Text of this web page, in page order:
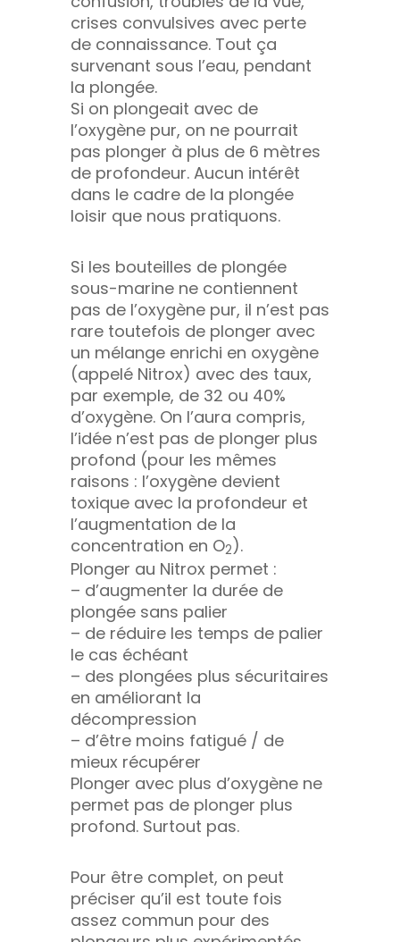
crises convulsives avec perte
de connaissance. Tout ça
survenant sous l’eau, pendant
la plongée.
Si on plongeait avec de
l’oxygène pur, on ne pourrait
pas plonger à plus de 6 mètres
de profondeur. Aucun intérêt
dans le cadre de la plongée
loisir que nous pratiquons.
Si les bouteilles de plongée
sous-marine ne contiennent
pas de l’oxygène pur, il n’est pas
rare toutefois de plonger avec
un mélange enrichi en oxygène
(appelé Nitrox) avec des taux,
par exemple, de 32 ou 40%
d’oxygène. On l’aura compris,
l’idée n’est pas de plonger plus
profond (pour les mêmes
raisons : l’oxygène devient
toxique avec la profondeur et
l’augmentation de la
concentration en O2).
Plonger au Nitrox permet :
– d’augmenter la durée de
plongée sans palier
– de réduire les temps de palier
le cas échéant
– des plongées plus sécuritaires
en améliorant la
décompression
– d’être moins fatigué / de
mieux récupérer
Plonger avec plus d’oxygène ne
permet pas de plonger plus
profond. Surtout pas.
Pour être complet, on peut
préciser qu’il est toute fois
assez commun pour des